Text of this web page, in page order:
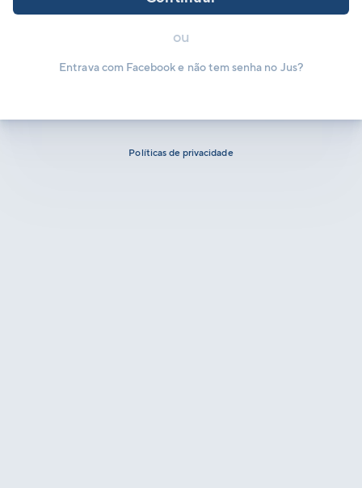
ou
Entrava com Facebook e não tem senha no Jus?
Políticas de privacidade